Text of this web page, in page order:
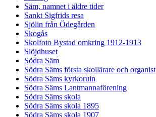
Säm, namnet i äldre tider
Sankt Sigfrids resa
Sjölin från Ödegården
Skogås
Skolfoto Bystad omkring 1912-1913
Slöjdhuset
Södra Säm
Södra Säms första skollärare och organist
Södra Säms kyrkoruin
Södra Säms Lantmannaförening
Södra Säms skola
Södra Säms skola 1895
Södra Säms skola 1907